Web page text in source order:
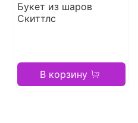
Букет из шаров
Скиттлс
В корзину